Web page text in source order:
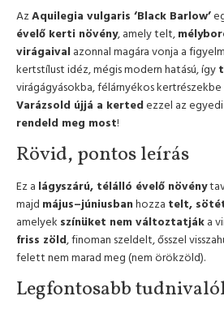
AzAquilegia vulgaris ‘Black Barlow’
évelő kerti növény, amely telt,
virágaival azonnal magára vonja a
kertstílust idéz, mégis modern hatású, így
virágágyásokba, félárnyékos
Varázsold újjá a kertedezzel az
rendeld meg most!
Rövid, pontos leírás
Ez a lágyszárú, télálló évelő növény
majd május–júniusbanhozza telt,
amelyek színüket nem változtatják a
friss zöld, finoman szeldelt, ősszel
felett nem marad meg (nem örökzöld).
Legfontosabb